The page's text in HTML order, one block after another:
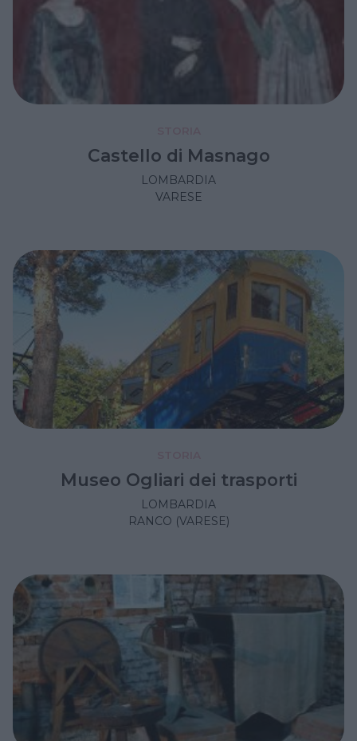
Castello di Masnago
LOMBARDIA
VARESE
Museo Ogliari dei trasporti
LOMBARDIA
RANCO (VARESE)